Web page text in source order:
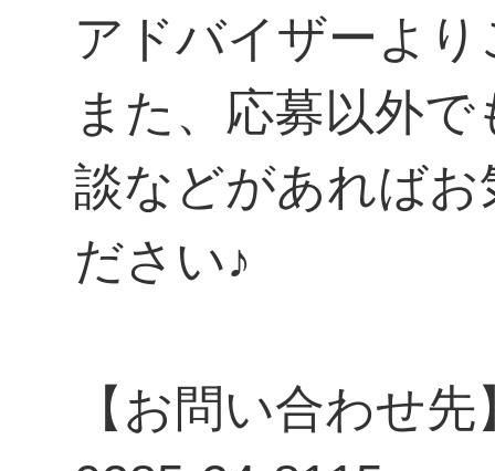
アドバイザーよ
また、応募以外
談などがあれば
ださい♪
【お問い合わせ先